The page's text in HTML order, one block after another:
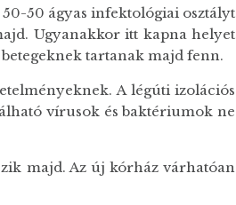
50 ágyas infektológiai osztályt
Ugyanakkor itt kapna helyet
tartanak majd fenn.
A légúti izolációs
vírusok és baktériumok ne
majd. Az új kórház várhatóan